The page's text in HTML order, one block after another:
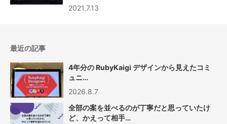
2021.7.13
最近の記事
4年分の RubyKaigi デザインから見えたコミ
ュニ…
2026.8.7
全部の案を並べるのが丁寧だと思っていたけ
ど、かえって相手…